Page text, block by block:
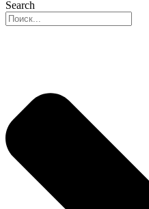
Search